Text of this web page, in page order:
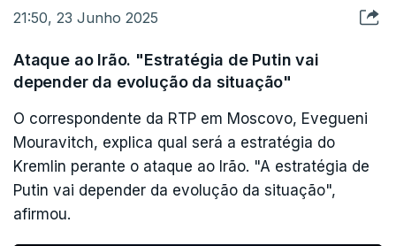
21:50, 23 Junho 2025
Ataque ao Irão. "Estratégia de Putin vai
depender da evolução da situação"
O correspondente da RTP em Moscovo, Evegueni
Mouravitch, explica qual será a estratégia do
Kremlin perante o ataque ao Irão. "A estratégia de
Putin vai depender da evolução da situação",
afirmou.